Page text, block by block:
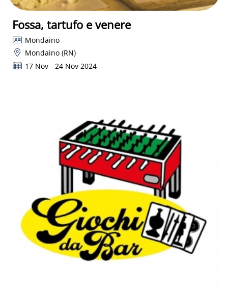
Fossa, tartufo e venere
Mondaino
Mondaino (RN)
17 Nov - 24 Nov 2024